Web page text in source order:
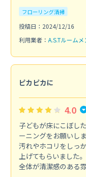
フローリング清掃
投稿日：2024/12/16
利用業者： A.S.Tルーム
ピカピカに
4.0
子どもが床にこぼし
ーニングをお願いし
汚れやホコリをしっ
上げてもらいました
全体が清潔感のある